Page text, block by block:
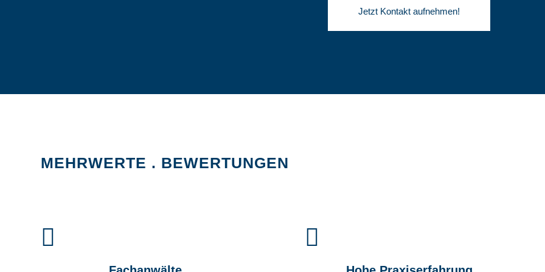
Jetzt Kontakt aufnehmen!
MEHRWERTE . BEWERTUNGEN